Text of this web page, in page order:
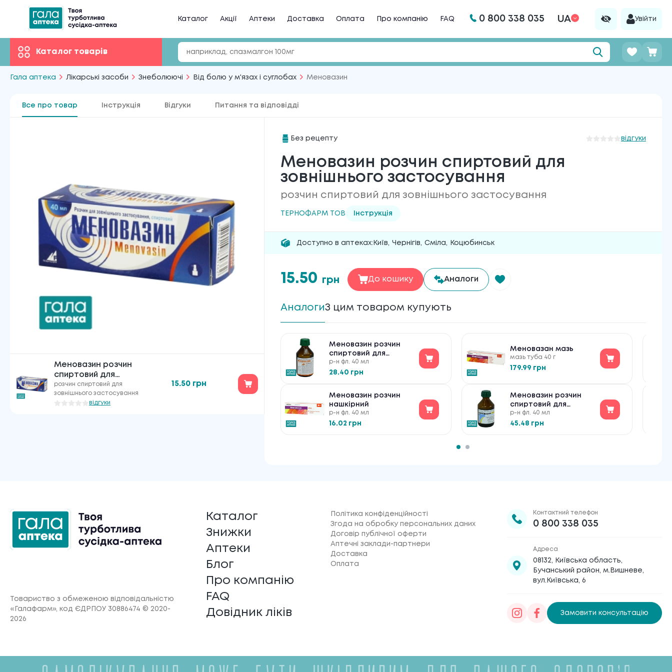
Каталог Акції Аптеки Доставка Оплата Про компанію FAQ 0 800 338 035 UA Увійти
Каталог товарів
Гала аптека Лікарські засоби Знеболюючі Від болю у м'язах і суглобах Меновазин
Все про товар Інструкція Відгуки Питання та відповідді
Меновазин розчин
спиртовий для
зовнішнього
застосування
розчин спиртовий для
зовнішнього застосування
відгуки
15.50 грн
Без рецепту відгуки
Меновазин розчин спиртовий для
зовнішнього застосування
розчин спиртовий для зовнішнього застосування
ТЕРНОФАРМ ТОВ Інструкція
Доступно в аптеках: Київ, Чернігів, Сміла, Коцюбинськ
15.50 грн До кошику Аналоги
АналогиЗ цим товаром купують
Меновазин розчин
спиртовий для
зовнішнього
застосування
р-н фл. 40 мл
28.40 грн
Меновазин розчин
нашкірний
р-н фл. 40 мл
16.02 грн
Меновазан мазь
мазь туба 40 г
179.99 грн
Меновазин розчин
спиртовий для
зовнішнього
застосування
р-н фл. 40 мл
45.48 грн
Товариство з обмеженою відповідальністю
«Галафарм», код ЄДРПОУ 30886474 © 2020-
2026
Каталог
Знижки
Аптеки
Блог
Про компанію
FAQ
Довідник ліків
Політика конфіденційності
Згода на обробку персональних даних
Договір публічної оферти
Аптечні заклади-партнери
Доставка
Оплата
Контактний телефон
0 800 338 035
Адреса
08132, Київська область,
Бучанський район, м.Вишневе,
вул.Київська, 6
Замовити консультацію